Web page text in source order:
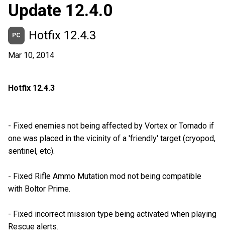
Update 12.4.0
PC Hotfix 12.4.3
Mar 10, 2014
Hotfix 12.4.3
- Fixed enemies not being affected by Vortex or Tornado if
one was placed in the vicinity of a 'friendly' target (cryopod,
sentinel, etc).
- Fixed Rifle Ammo Mutation mod not being compatible
with Boltor Prime.
- Fixed incorrect mission type being activated when playing
Rescue alerts.